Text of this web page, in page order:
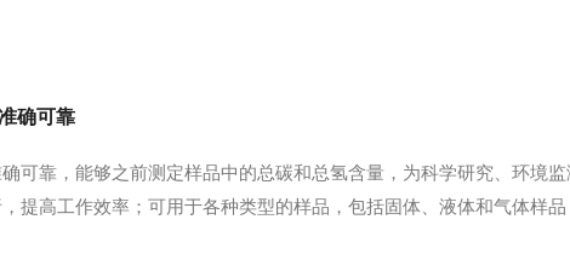
确可靠
可靠，能够之前测定样品中的总碳和总氢含量，为科学研究、环境
提高工作效率；可用于各种类型的样品，包括固体、液体和气体样